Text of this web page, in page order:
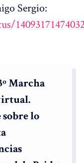
Sergio:
Marcha
sobre lo